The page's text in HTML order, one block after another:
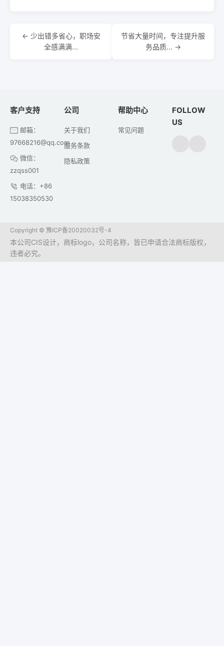
← 少出错多省心，职场安
全感满满...
节省大量时间，专注提升服
务品质... →
客户支持
邮箱：
97668216@qq.com
微信：
zzqss001
电话：+86
15038350530
公司
关于我们
服务条款
隐私政策
帮助中心
常见问题
FOLLOW
US
Copyright © 豫ICP备20020032号-4
本公司CIS设计，商标logo，公司名称，皆已申请合法商标版权，
违者必究。